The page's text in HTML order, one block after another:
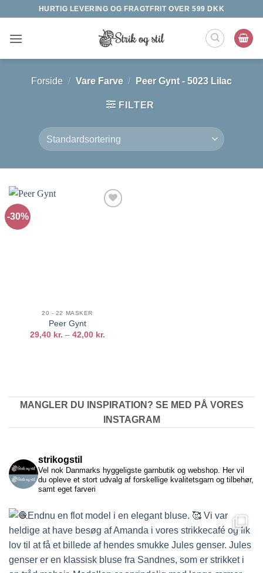
indhold
HURTIG LEVERING OG FRAGTFRIT OVER 599 DKK
Forside / Vare Farve / Peer Gynt - 5023 Lilac
FILTER
-30%
20 - 22 MASKER
Peer Gynt
29,40 kr. – 42,00 kr.
MANGLER DU INSPIRATION? SE MED PÅ VORES
INSTAGRAM
strikogstil
Vel nok Danmarks hyggeligste garnbutik og webshop. Her vil
du opleve et stort udvalg af forskellige kvalitetsgarn og tilbehør,
samt eget farveri